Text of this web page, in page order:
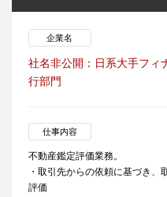
企業名
社名非公開：日系大手フィ
行部門
仕事内容
不動産鑑定評価業務。
・取引先からの依頼に基づき
評価